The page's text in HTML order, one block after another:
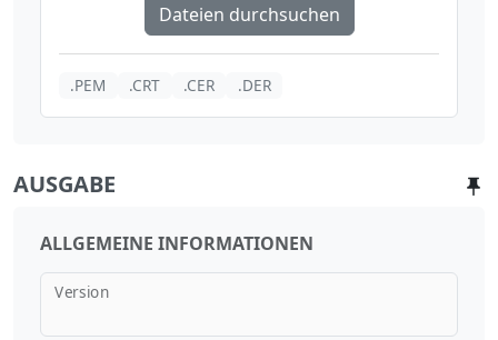
Dateien durchsuchen
.PEM .CRT .CER .DER
AUSGABE
ALLGEMEINE INFORMATIONEN
Version